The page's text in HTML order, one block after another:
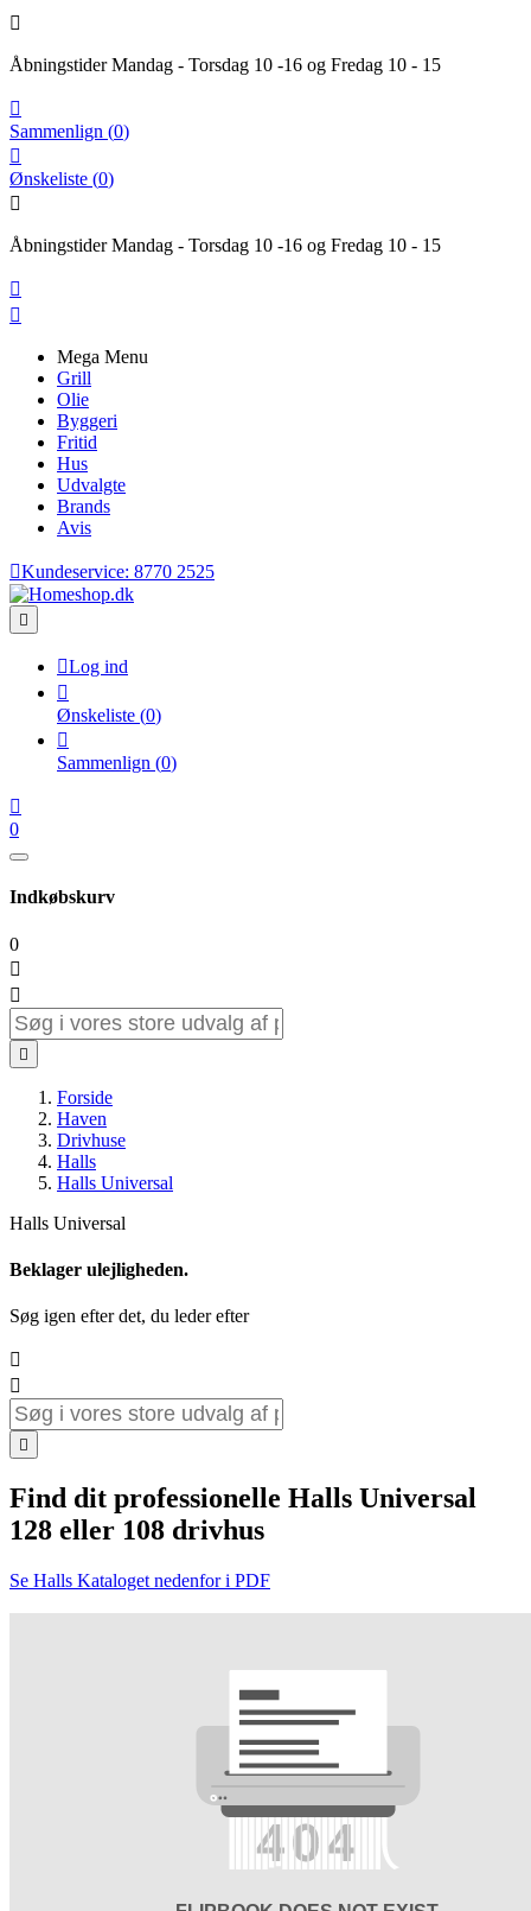

Åbningstider Mandag - Torsdag 10 -16 og Fredag 10 - 15

Sammenlign (0)

Ønskeliste (0)

Åbningstider Mandag - Torsdag 10 -16 og Fredag 10 - 15


Mega Menu
Grill
Olie
Byggeri
Fritid
Hus
Udvalgte
Brands
Avis
Kundeservice: 8770 2525

Log ind

Ønskeliste (0)

Sammenlign (0)

0
Indkøbskurv
0



Forside
Haven
Drivhuse
Halls
Halls Universal
Halls Universal
Beklager ulejligheden.
Søg igen efter det, du leder efter



Find dit professionelle Halls Universal
128 eller 108 drivhus
Se Halls Kataloget nedenfor i PDF